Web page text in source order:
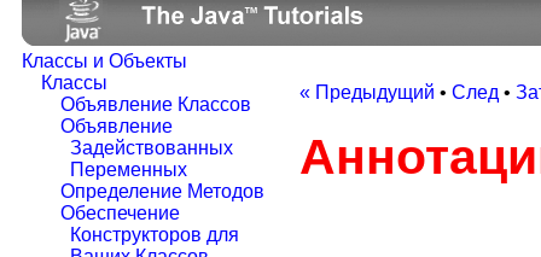
Классы и Объекты
Классы
Объявление Классов
Объявление
Задействованных
Переменных
Определение Методов
Обеспечение
Конструкторов для
« Предыдущий • След •